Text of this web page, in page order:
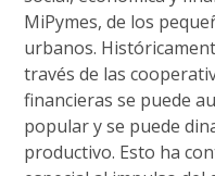
MiPymes, de los
urbanos.
través de las
financieras se puede
popular y se puede
productivo. Esto ha